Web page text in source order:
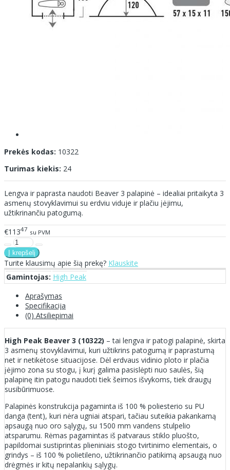
Prekės kodas: 10322
Turimas kiekis: 24
Lengva ir paprasta naudoti Beaver 3 palapinė – idealiai pritaikyta 3
asmenų stovyklavimui su erdviu viduje ir plačiu įėjimu,
užtikrinančiu patogumą.
€11347 su PVM
Turite klausimų apie šią prekę? Klauskite
Gamintojas: High Peak
Aprašymas
Specifikacija
(0) Atsiliepimai
High Peak Beaver 3 (10322) – tai lengva ir patogi palapinė, skirta
3 asmenų stovyklavimui, kuri užtikrins patogumą ir paprastumą
net ir netikėtose situacijose. Dėl erdvaus vidinio ploto ir plačia
įėjimo zona su stogu, į kurį galima pasislėpti nuo saulės, šią
palapinę itin patogu naudoti tiek šeimos išvykoms, tiek draugų
susibūrimuose.
Palapinės konstrukcija pagaminta iš 100 % poliesterio su PU
danga (tent), kuri nėra ugniai atspari, tačiau suteikia pakankamą
apsaugą nuo oro sąlygų, su 1500 mm vandens stulpelio
atsparumu. Rėmas pagamintas iš patvaraus stiklo pluošto,
papildomai sustiprintas plieniniais stogo tvirtinimo elementais, o
grindys – iš 100 % polietileno, užtikrinančio patikimą apsaugą nuo
drėgmės ir kitų nepalankių sąlygų.